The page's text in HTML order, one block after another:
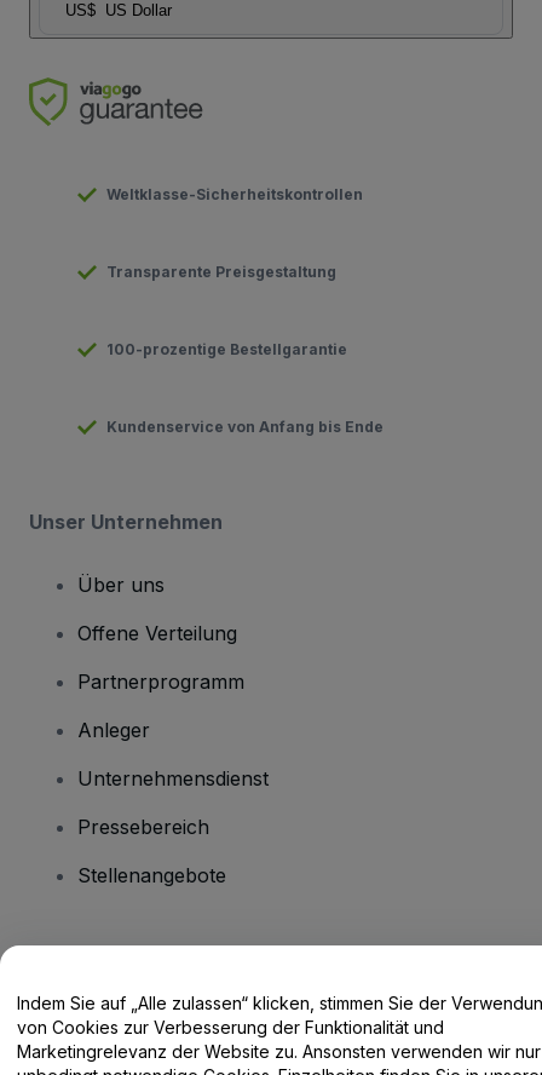
US$ US Dollar
Weltklasse-Sicherheitskontrollen
Transparente Preisgestaltung
100-prozentige Bestellgarantie
Kundenservice von Anfang bis Ende
Unser Unternehmen
Über uns
Offene Verteilung
Partnerprogramm
Anleger
Unternehmensdienst
Pressebereich
Stellenangebote
Hilfe-Center / Kontakt
Indem Sie auf „Alle zulassen“ klicken, stimmen Sie der
von Cookies zur Verbesserung der Funktionalität und
Marketingrelevanz der Website zu. Ansonsten verwenden wir nur